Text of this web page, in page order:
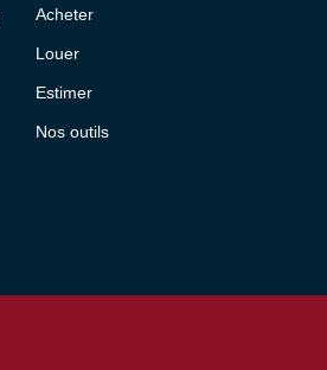
Acheter
Louer
Estimer
Nos outils